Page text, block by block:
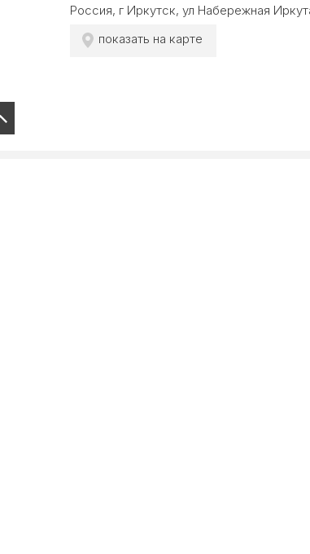
Россия, г Иркутск, ул Набережная
показать на карте